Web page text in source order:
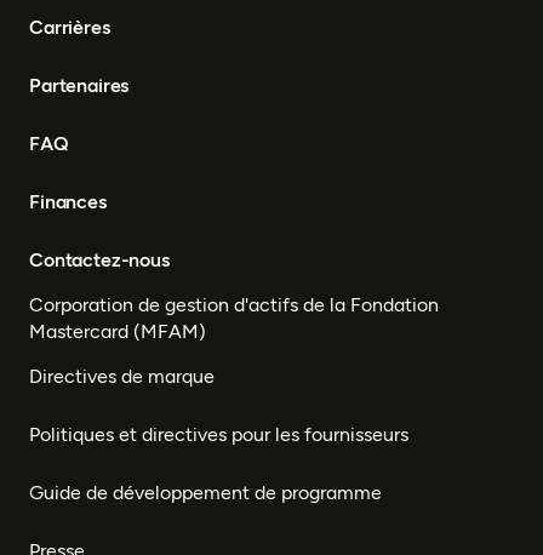
Carrières
Partenaires
FAQ
Finances
Contactez-nous
Corporation de gestion d'actifs de la Fondation
Mastercard (MFAM)
Directives de marque
Politiques et directives pour les fournisseurs
Guide de développement de programme